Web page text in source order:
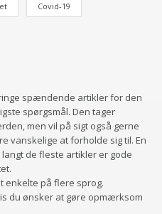
Covid-19
spændende artikler for den
spørgsmål. Den tager
men vil på sigt også gerne
vanskelige at forholde sig til. En
de fleste artikler er gode
enkelte på flere sprog.
du ønsker at gøre opmærksom